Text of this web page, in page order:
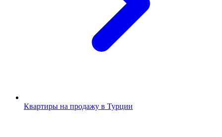
Квартиры на продажу в Турции